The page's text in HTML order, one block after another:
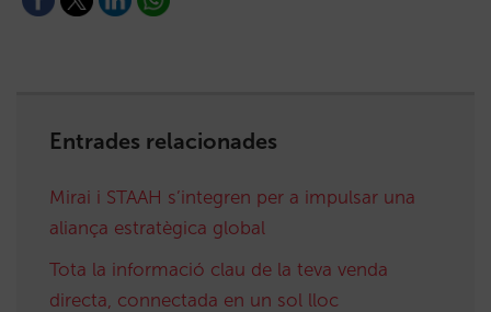
Entrades relacionades
Mirai i STAAH s’integren per a impulsar una
aliança estratègica global
Tota la informació clau de la teva venda
directa, connectada en un sol lloc